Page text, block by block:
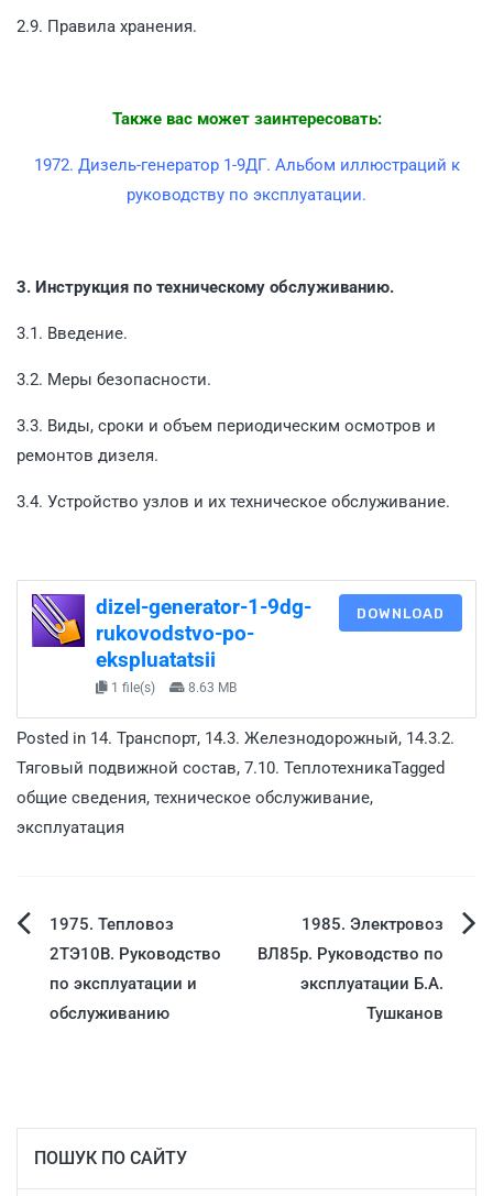
2.9. Правила хранения.
Также вас может заинтересовать:
1972. Дизель-генератор 1-9ДГ. Альбом иллюстраций к
руководству по эксплуатации.
3. Инструкция по техническому обслуживанию.
3.1. Введение.
3.2. Меры безопасности.
3.3. Виды, сроки и объем периодическим осмотров и
ремонтов дизеля.
3.4. Устройство узлов и их техническое обслуживание.
dizel-generator-1-9dg-
rukovodstvo-po-
ekspluatatsii
1 file(s) 8.63 MB
DOWNLOAD
Posted in 14. Транспорт, 14.3. Железнодорожный, 14.3.2.
Тяговый подвижной состав, 7.10. ТеплотехникаTagged
общие сведения, техническое обслуживание,
эксплуатация
1975. Тепловоз
2ТЭ10В. Руководство
по эксплуатации и
обслуживанию
1985. Электровоз
ВЛ85р. Руководство по
эксплуатации Б.А.
Тушканов
ПОШУК ПО САЙТУ